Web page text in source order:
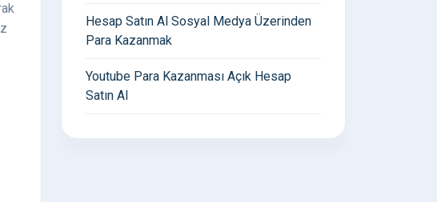
Hesap Satın Al Sosyal Medya Üzerinden
Para Kazanmak
Youtube Para Kazanması Açık Hesap
Satın Al